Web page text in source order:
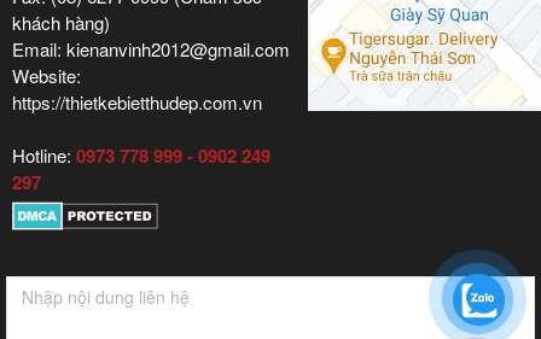
khách hàng)
Email: kienanvinh2012@gmail.com
Website:
https://thietkebietthudep.com.vn
Hotline: 0973 778 999 - 0902 249
297